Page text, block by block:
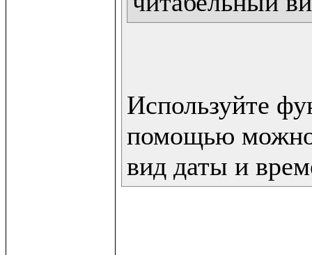
Используйте
помощью
вид даты и